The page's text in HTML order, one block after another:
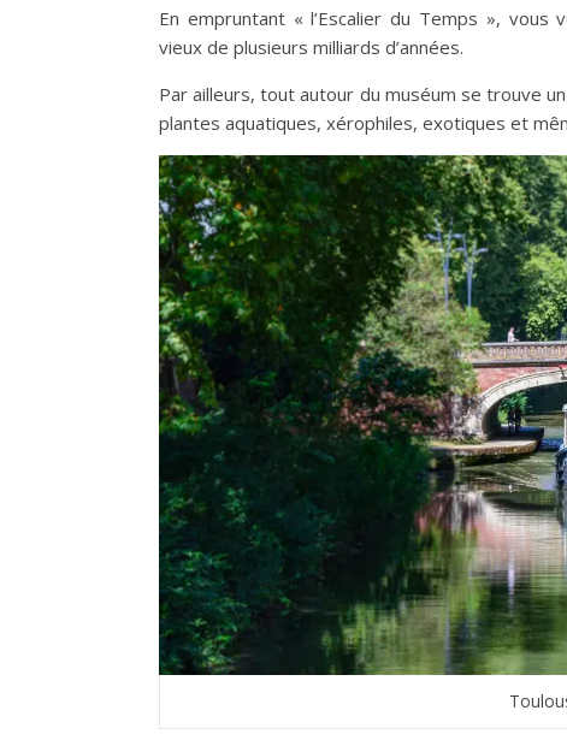
En empruntant « l’Escalier du Temps »,
vieux de plusieurs milliards d’années.
Par ailleurs, tout autour du muséum se trouve un
plantes aquatiques, xérophiles, exotiques et